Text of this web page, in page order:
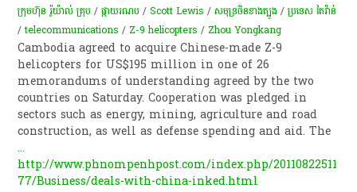
ក្រុមហ៊ុន រ៉ូយ៉ាល់ គ្រុប/ផ្កាយ​រណប /Scott Lewis /សមុទ្រចិនខាងត្បូង /ប្រទេស តៃវ៉ាន់
/telecommunications / Z-9 helicopters / Zhou Yongkang
Cambodia agreed to acquire Chinese-made Z-9
helicopters for US$195 million in one of 26
memorandums of understanding agreed by the two
countries on Saturday. Cooperation was pledged in
sectors such as energy, mining, agriculture and road
construction, as well as defense spending and aid. The
...
http://www.phnompenhpost.com/index.php/20110822511
77/Business/deals-with-china-inked.html